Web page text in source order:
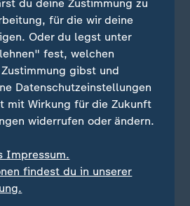
wenigen Tagen vor der
Umweltkatastropheim Roten
der fortgesetzten Angriffe der
Barrel" (rund 56.000
zu fließen, erklärte der
Matthew Miller,
Monaten immer wieder
im Roten Meer. Die
und mit der radikalislamischen
du deine Zustimmung zu
für die wir deine
Oder du legst unter
fest, welchen
gibst und
Datenschutzeinstellungen
mit Wirkung für die Zukunft
widerrufen oder ändern.
Impressum.
findest du in unserer